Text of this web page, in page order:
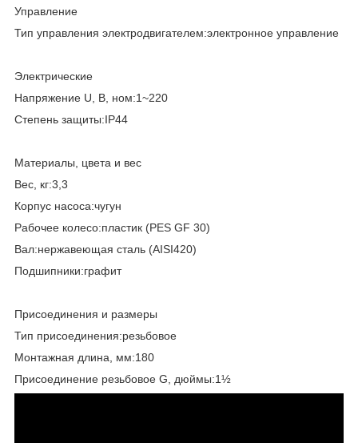
Управление
Тип управления электродвигателем:электронное управление
Электрические
Напряжение U, В, ном:1~220
Степень защиты:IP44
Материалы, цвета и вес
Вес, кг:3,3
Корпус насоса:чугун
Рабочее колесо:пластик (PES GF 30)
Вал:нержавеющая сталь (AISI420)
Подшипники:графит
Присоединения и размеры
Тип присоединения:резьбовое
Монтажная длина, мм:180
Присоединение резьбовое G, дюймы:1½